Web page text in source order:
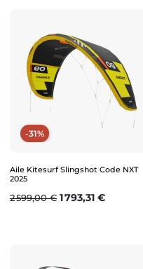
-31%
Aile Kitesurf Slingshot Code NXT
2025
Prix de base
2 599,00 € Prix
1 793,31 €